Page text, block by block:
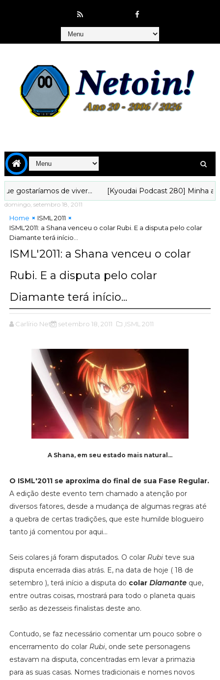
de viver... [Kyoudai Podcast 280] Minha
domingo, setembro 18, 2011
Home
ISML 2011
ISML'2011: a Shana venceu o colar Rubi. E a disputa pelo colar
Diamante terá início...
ISML'2011: a Shana venceu o colar
Rubi. E a disputa pelo colar
Diamante terá início...
Carlírio Neto setembro 18, 2011 ,ISML 2011
A Shana, em seu estado mais natural...
O ISML'2011 se aproxima do final de sua Fase Regular.
A edição deste evento tem chamado a atenção por
diversos fatores, desde a mudança de algumas regras até
a quebra de certas tradições, que este humilde blogueiro
tanto já comentou por aqui...
Seis colares já foram disputados. O colar Rubiteve sua
disputa encerrada dias atrás. E, na data de hoje ( 18 de
setembro ), terá início a disputa do colar Diamanteque,
entre outras coisas, mostrará para todo o planeta quais
serão as dezesseis finalistas deste ano.
Contudo, se faz necessário comentar um pouco sobre o
encerramento do colar Rubi, onde sete personagens
estavam na disputa, concentradas em levar a primazia
para as suas casas. Nomes tradicionais e nomes novos